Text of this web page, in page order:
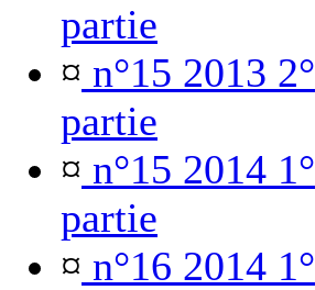
partie
¤ n°15 2013 2°
partie
¤ n°15 2014 1°
partie
¤ n°16 2014 1°